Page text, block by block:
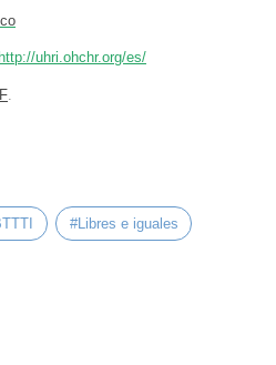
http://uhri.ohchr.org/es/
#Libres e iguales